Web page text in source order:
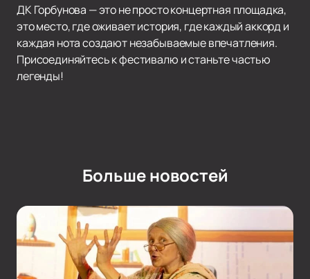
ДК Горбунова — это не просто концертная площадка,
это место, где оживает история, где каждый аккорд и
каждая нота создают незабываемые впечатления.
Присоединяйтесь к фестивалю и станьте частью
легенды!
Больше новостей